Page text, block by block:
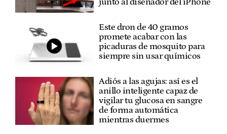
Este dron de 40 gramos
promete acabar con las
picaduras de mosquito para
siempre sin usar químicos
Adiós a las agujas: así es el
anillo inteligente capaz de
vigilar tu glucosa en sangre
de forma automática
mientras duermes